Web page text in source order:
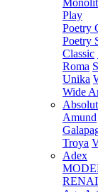
Play
Poetry
Poetry
Classic
Roma
Unika
Wide
Amund
Troya
Adex